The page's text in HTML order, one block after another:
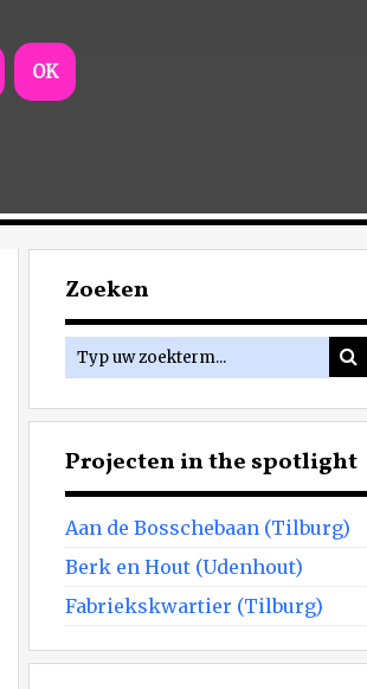
Zoeken
Projecten in the spotlight
Aan de Bosschebaan (Tilburg)
Berk en Hout (Udenhout)
Fabriekskwartier (Tilburg)
OK